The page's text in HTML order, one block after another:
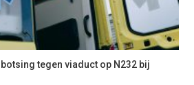
tegen viaduct op N232 bij